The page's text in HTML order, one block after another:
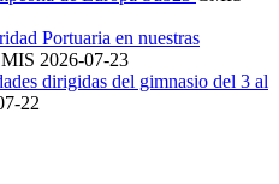
Portuaria en nuestras
2026-07-23
dirigidas del gimnasio del 3 al
22